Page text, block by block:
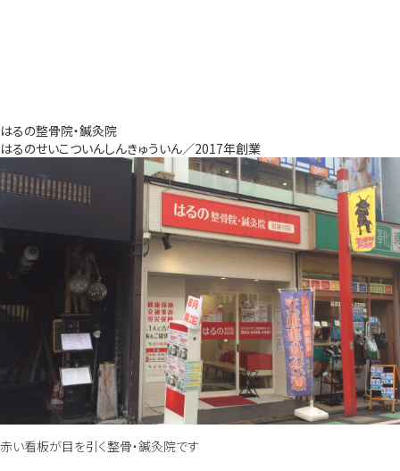
はるの整骨院・鍼灸院
はるのせいこついんしんきゅういん／2017年創業
赤い看板が目を引く整骨・鍼灸院です